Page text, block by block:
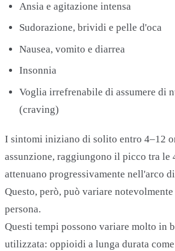
Ansia e agitazione intensa
Sudorazione, brividi e pelle d'oca
Nausea, vomito e diarrea
Insonnia
Voglia irrefrenabile di assumere di
(craving)
I sintomi iniziano di solito entro 4–12
assunzione, raggiungono il picco tra le
attenuano progressivamente nell'arco
Questo, però, può variare notevolmente
persona.
Questi tempi possono variare molto in
utilizzata: oppioidi a lunga durata